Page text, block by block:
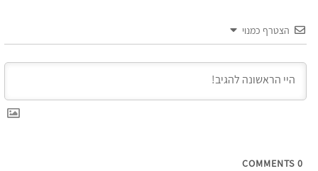
הצטרף כמנוי
0